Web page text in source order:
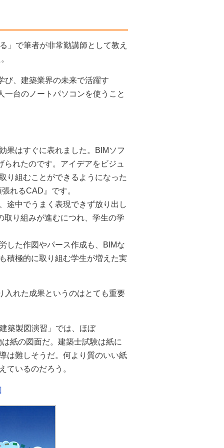
で筆者が非常勤講師として教え
び、建築業界の未来で活躍す
台のノートパソコンを使うこと
果はすぐに表れました。BIMソフ
れたのです。アイデアをビジュ
り組むことができるようになった
れるCAD』です。
途中でうまく表現できず放り出し
り組みが進むにつれ、学生の学
した作図やパース作成も、BIMな
積極的に取り組む学生が増えた実
入れた成果というのはとても重要
築製図演習」では、ほぼ
紙の図面だ。建築士試験は紙に
は難しそうだ。何より質のいい紙
ているのだろう。